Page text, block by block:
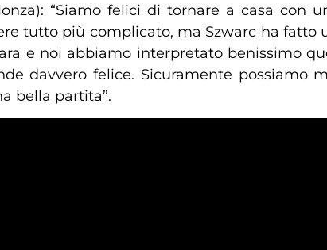
“Siamo felici di tornare a casa con
tutto più complicato, ma Szwarc ha
e noi abbiamo interpretato benissimo
davvero felice. Sicuramente possiamo
bella partita”.